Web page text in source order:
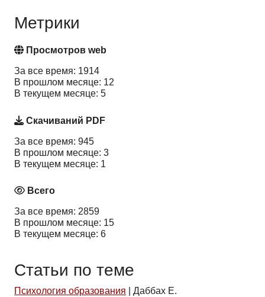
Метрики
Просмотров web
За все время: 1914
В прошлом месяце: 12
В текущем месяце: 5
Скачиваний PDF
За все время: 945
В прошлом месяце: 3
В текущем месяце: 1
Всего
За все время: 2859
В прошлом месяце: 15
В текущем месяце: 6
Статьи по теме
Психология образования
Даббах Е.